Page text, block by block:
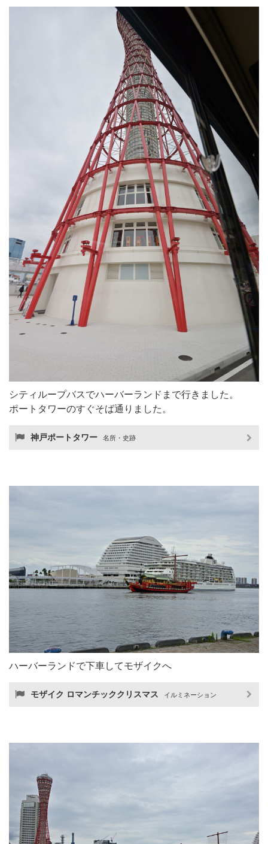
シティループバスでハーバーランドまで行きました。
ポートタワーのすぐそば通りました。
神戸ポートタワー 名所・史跡
ハーバーランドで下車してモザイクへ
モザイク ロマンチッククリスマス イルミネーション